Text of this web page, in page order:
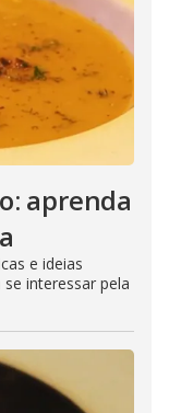
aprenda
e ideias
interessar pela